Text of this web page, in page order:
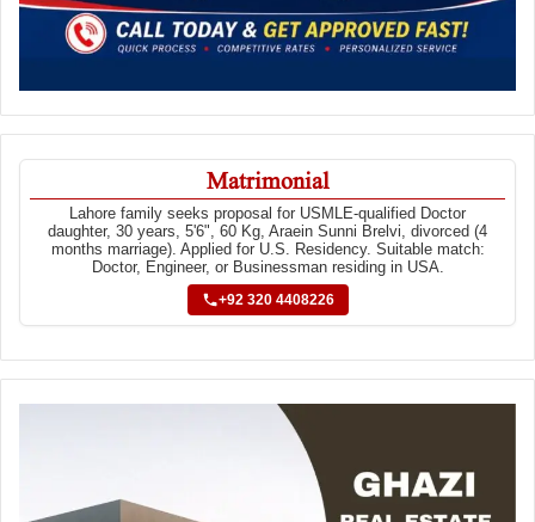
Matrimonial
Lahore family seeks proposal for USMLE-qualified Doctor
daughter, 30 years, 5'6", 60 Kg, Araein Sunni Brelvi, divorced (4
months marriage). Applied for U.S. Residency. Suitable match:
Doctor, Engineer, or Businessman residing in USA.
+92 320 4408226